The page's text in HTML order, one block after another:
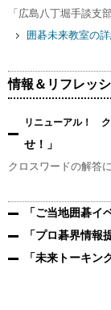
「広島八丁堀手談支
囲碁未来教室の
情報＆リフレッ
リニューアル！
せ！」
クロスワードの解答
「ご当地囲碁イ
「プロ碁界情報
「未来トーキン